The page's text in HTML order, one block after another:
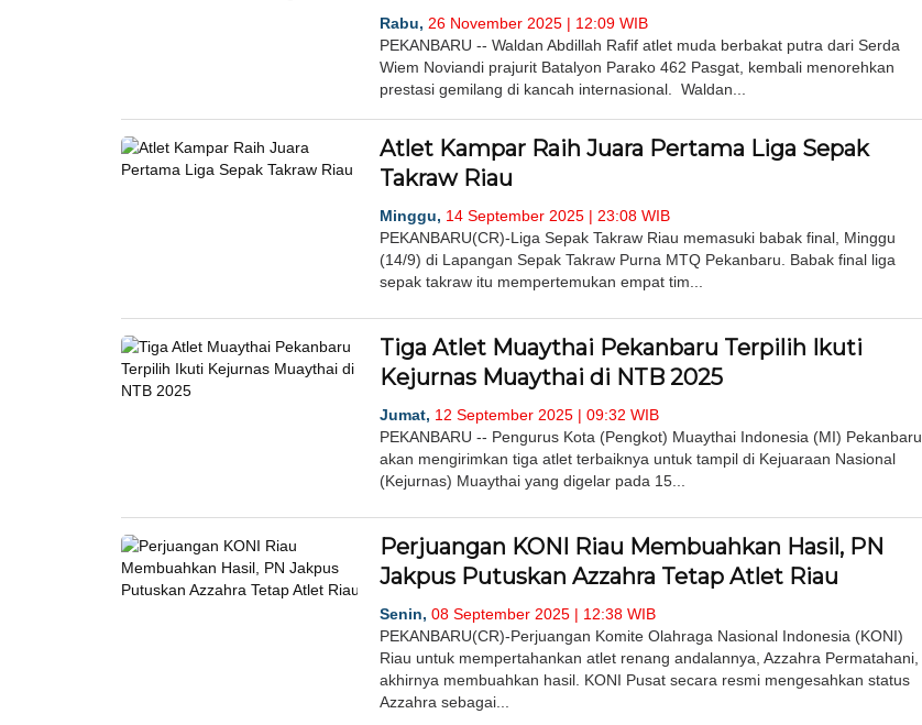
Rabu, 26 November 2025 | 12:09 WIB
PEKANBARU -- Waldan Abdillah Rafif atlet muda berbakat putra dari Serda
Wiem Noviandi prajurit Batalyon Parako 462 Pasgat, kembali menorehkan
prestasi gemilang di kancah internasional. Waldan...
Atlet Kampar Raih Juara Pertama Liga Sepak
Takraw Riau
Minggu, 14 September 2025 | 23:08 WIB
PEKANBARU(CR)-Liga Sepak Takraw Riau memasuki babak final, Minggu
(14/9) di Lapangan Sepak Takraw Purna MTQ Pekanbaru. Babak final liga
sepak takraw itu mempertemukan empat tim...
Tiga Atlet Muaythai Pekanbaru Terpilih Ikuti
Kejurnas Muaythai di NTB 2025
Jumat, 12 September 2025 | 09:32 WIB
PEKANBARU -- Pengurus Kota (Pengkot) Muaythai Indonesia (MI) Pekanbaru
akan mengirimkan tiga atlet terbaiknya untuk tampil di Kejuaraan Nasional
(Kejurnas) Muaythai yang digelar pada 15...
Perjuangan KONI Riau Membuahkan Hasil, PN
Jakpus Putuskan Azzahra Tetap Atlet Riau
Senin, 08 September 2025 | 12:38 WIB
PEKANBARU(CR)-Perjuangan Komite Olahraga Nasional Indonesia (KONI)
Riau untuk mempertahankan atlet renang andalannya, Azzahra Permatahani,
akhirnya membuahkan hasil. KONI Pusat secara resmi mengesahkan status
Azzahra sebagai...